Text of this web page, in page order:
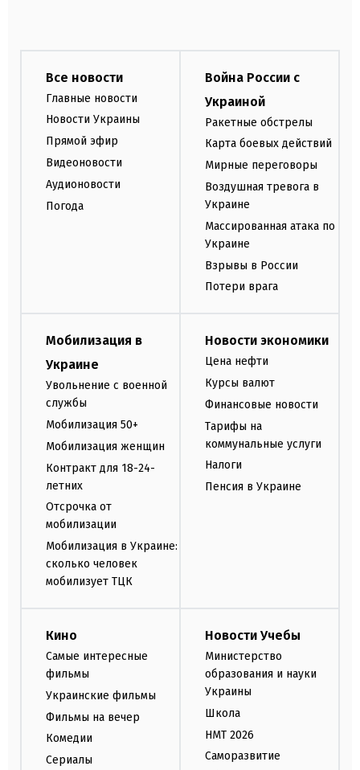
Все новости
Главные новости
Новости Украины
Прямой эфир
Видеоновости
Аудионовости
Погода
Война России с
Украиной
Ракетные обстрелы
Карта боевых действий
Мирные переговоры
Воздушная тревога в
Украине
Массированная атака по
Украине
Взрывы в России
Потери врага
Мобилизация в
Украине
Увольнение с военной
службы
Мобилизация 50+
Мобилизация женщин
Контракт для 18-24-
летних
Отсрочка от
мобилизации
Мобилизация в Украине:
сколько человек
мобилизует ТЦК
Новости экономики
Цена нефти
Курсы валют
Финансовые новости
Тарифы на
коммунальные услуги
Налоги
Пенсия в Украине
Кино
Самые интересные
фильмы
Украинские фильмы
Фильмы на вечер
Комедии
Сериалы
Новости Учебы
Министерство
образования и науки
Украины
Школа
НМТ 2026
Саморазвитие